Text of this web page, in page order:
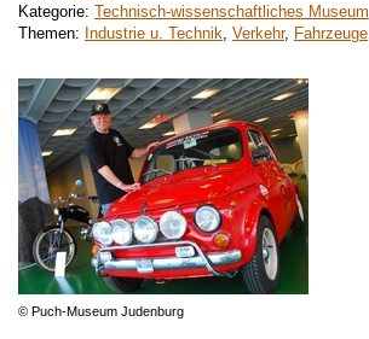
Kategorie: Technisch-wissenschaftliches Museum
Themen: Industrie u. Technik Verkehr, Fahrzeuge
© Puch-Museum Judenburg